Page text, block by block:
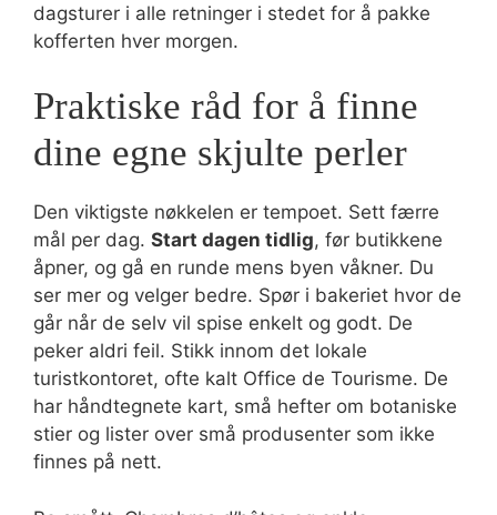
dagsturer i alle retninger i stedet for å pakke
kofferten hver morgen.
Praktiske råd for å finne
dine egne skjulte perler
Den viktigste nøkkelen er tempoet. Sett færre
mål per dag. Start dagen tidlig, før butikkene
åpner, og gå en runde mens byen våkner. Du
ser mer og velger bedre. Spør i bakeriet hvor de
går når de selv vil spise enkelt og godt. De
peker aldri feil. Stikk innom det lokale
turistkontoret, ofte kalt Office de Tourisme. De
har håndtegnete kart, små hefter om botaniske
stier og lister over små produsenter som ikke
finnes på nett.